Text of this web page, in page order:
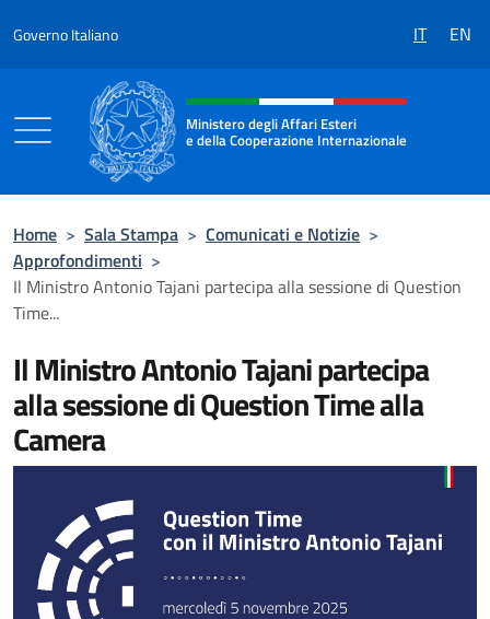
Governo Italiano IT EN
Intestazione sito, social e menù
Ministero degli Affari Esteri
e della Cooperazione Internazionale
Home > Sala Stampa > Comunicati e Notizie >
Approfondimenti >
Il Ministro Antonio Tajani partecipa alla sessione di Question
Time...
Il Ministro Antonio Tajani partecipa
alla sessione di Question Time alla
Camera